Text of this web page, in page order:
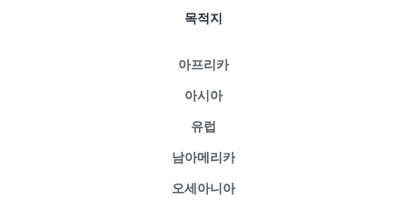
목적지
아프리카
아시아
유럽
남아메리카
오세아니아